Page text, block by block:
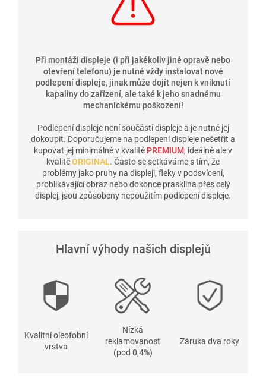
Při montáži displeje (i při jakékoliv jiné opravě nebo
otevření telefonu) je nutné vždy instalovat nové
podlepení displeje, jinak může dojít nejen k vniknutí
kapaliny do zařízení, ale také k jeho snadnému
mechanickému poškození!
Podlepení displeje není součástí displeje a je nutné jej
dokoupit. Doporučujeme na podlepení displeje nešetřit a
kupovat jej minimálně v kvalitě PREMIUM, ideálně ale v
kvalitěORIGINAL. Často se setkáváme s tím, že
problémy jako pruhy na displeji, fleky v podsvícení,
problikávající obraz nebo dokonce prasklina přes celý
displej, jsou způsobeny nepoužitím podlepení displeje.
Hlavní výhody našich displejů
Kvalitní oleofobní
vrstva
Nízká
reklamovanost
(pod 0,4%)
Záruka dva roky